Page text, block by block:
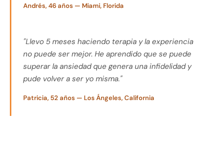
Andrés, 46 años — Miami, Florida
"Llevo 5 meses haciendo terapia y la experiencia
no puede ser mejor. He aprendido que se puede
superar la ansiedad que genera una infidelidad y
pude volver a ser yo misma."
Patricia, 52 años — Los Ángeles, California